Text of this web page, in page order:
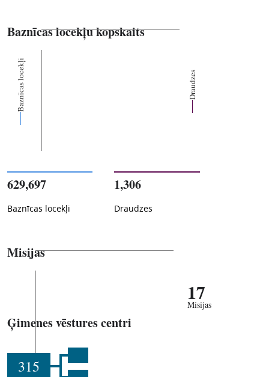
Baznīcas locekļu kopskaits
Baznīcas locekļi Draudzes
629,697
Baznīcas locekļi
1,306
Draudzes
Misijas
17
Misijas
Ģimenes vēstures centri
315